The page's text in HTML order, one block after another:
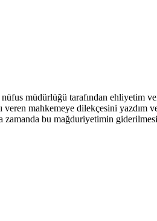
müdürlüğü tarafından ehliyetim
mahkemeye dilekçesini yazdım
zamanda bu mağduriyetimin